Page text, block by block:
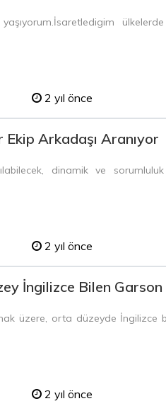
2 yıl önce
Ekip Arkadaşı Aranıyor
dinamik ve
2 yıl önce
İngilizce Bilen
üzere, orta düzeyde
2 yıl önce